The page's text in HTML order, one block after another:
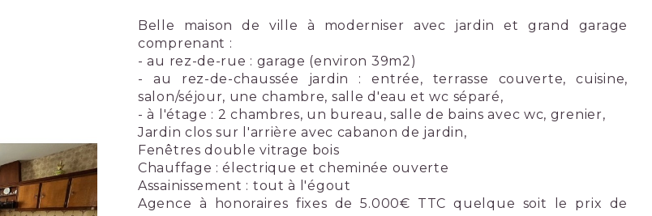
Belle maison de ville à moderniser avec jardin et grand garage
comprenant :
- au rez-de-rue : garage (environ 39m2)
- au rez-de-chaussée jardin : entrée, terrasse couverte, cuisine,
salon/séjour, une chambre, salle d'eau et wc séparé,
- à l'étage : 2 chambres, un bureau, salle de bains avec wc, grenier,
Jardin clos sur l'arrière avec cabanon de jardin,
Fenêtres double vitrage bois
Chauffage : électrique et cheminée ouverte
Assainissement : tout à l'égout
Agence à honoraires fixes de 5.000€ TTC quelque soit le prix de